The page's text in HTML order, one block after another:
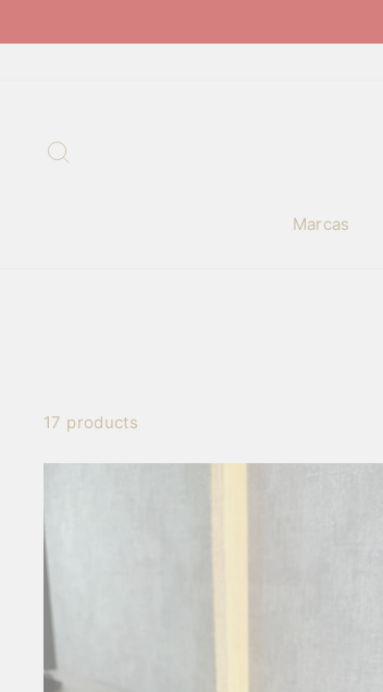
to
Marcas
17 products